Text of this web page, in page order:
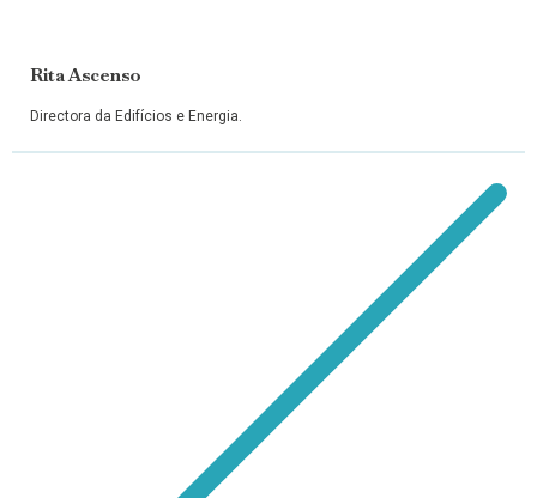
Rita Ascenso
Directora da Edifícios e Energia.